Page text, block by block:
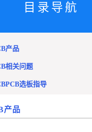
目录导航
产品
相关问题
选板指导
产品